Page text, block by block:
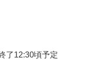
12:30頃予定